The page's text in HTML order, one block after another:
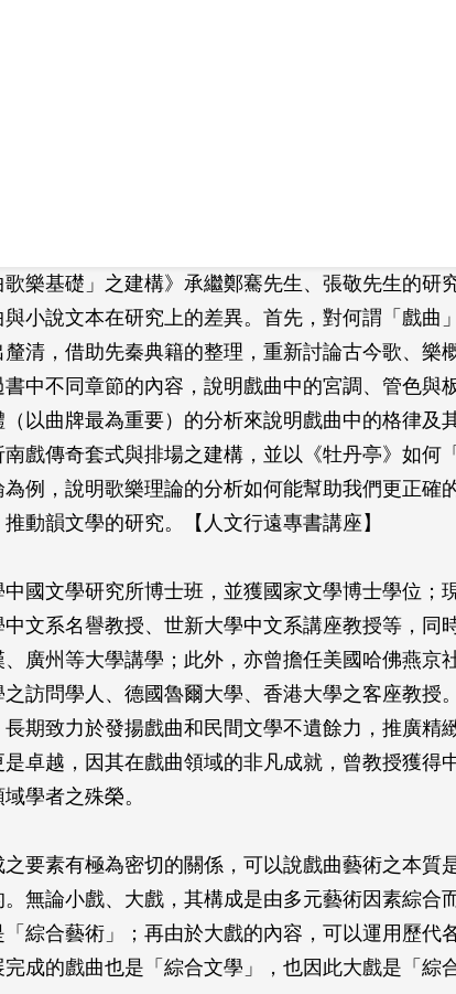
樂基礎」之建構》承繼鄭騫先生、張敬先生的研
小說文本在研究上的差異。首先，對何謂「戲曲」
釐清，借助先秦典籍的整理，重新討論古今歌、樂
中不同章節的內容，說明戲曲中的宮調、管色與
以曲牌最為重要）的分析來說明戲曲中的格律及
戲傳奇套式與排場之建構，並以《牡丹亭》如何
例，說明歌樂理論的分析如何能幫助我們更正確
動韻文學的研究。【人文行遠專書講座】
國文學研究所博士班，並獲國家文學博士學位；
文系名譽教授、世新大學中文系講座教授等，同
廣州等大學講學；此外，亦曾擔任美國哈佛燕京社
訪問學人、德國魯爾大學、香港大學之客座教授
期致力於發揚戲曲和民間文學不遺餘力，推廣精
卓越，因其在戲曲領域的非凡成就，曾教授獲得
學者之殊榮。
要素有極為密切的關係，可以說戲曲藝術之本質
無論小戲、大戲，其構成是由多元藝術因素綜合
綜合藝術」；再由於大戲的內容，可以運用歷代
成的戲曲也是「綜合文學」，也因此大戲是「綜